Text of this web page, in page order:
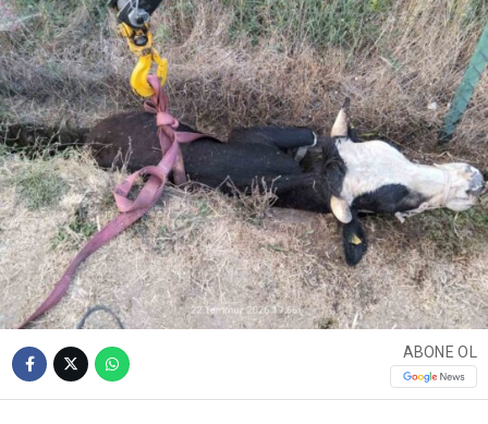
ABONE OL